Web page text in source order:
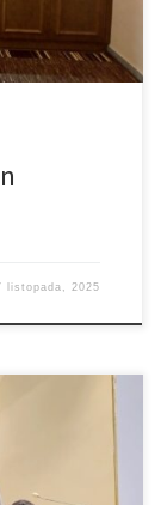
listopada, 2025
Króla